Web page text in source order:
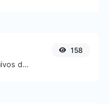
Converta facilmente arquivos de imagem BMP para ICO.
158